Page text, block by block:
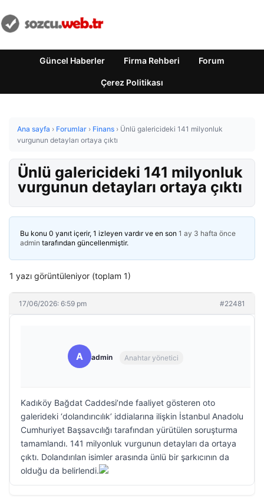
Güncel Haberler Firma Rehberi Forum
Çerez Politikası
Ana sayfa › Forumlar › Finans › Ünlü galericideki 141 milyonluk
vurgunun detayları ortaya çıktı
Ünlü galericideki 141 milyonluk
vurgunun detayları ortaya çıktı
Bu konu 0 yanıt içerir, 1 izleyen vardır ve en son 1 ay 3 hafta önce
admin tarafından güncellenmiştir.
1 yazı görüntüleniyor (toplam 1)
17/06/2026: 6:59 pm #22481
A admin Anahtar yönetici
Kadıköy Bağdat Caddesi’nde faaliyet gösteren oto
galerideki ‘dolandırıcılık’ iddialarına ilişkin İstanbul Anadolu
Cumhuriyet Başsavcılığı tarafından yürütülen soruşturma
tamamlandı. 141 milyonluk vurgunun detayları da ortaya
çıktı. Dolandırılan isimler arasında ünlü bir şarkıcının da
olduğu da belirlendi.